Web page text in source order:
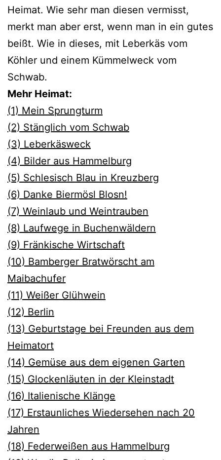
Heimat. Wie sehr man diesen vermisst,
merkt man aber erst, wenn man in ein gutes
beißt. Wie in dieses, mit Leberkäs vom
Köhler und einem Kümmelweck vom
Schwab.
Mehr Heimat:
(1) Mein Sprungturm
(2) Stänglich vom Schwab
(3) Leberkäsweck
(4) Bilder aus Hammelburg
(5) Schlesisch Blau in Kreuzberg
(6) Danke Biermösl Blosn!
(7) Weinlaub und Weintrauben
(8) Laufwege in Buchenwäldern
(9) Fränkische Wirtschaft
(10) Bamberger Bratwörscht am
Maibachufer
(11) Weißer Glühwein
(12) Berlin
(13) Geburtstage bei Freunden aus dem
Heimatort
(14) Gemüse aus dem eigenen Garten
(15) Glockenläuten in der Kleinstadt
(16) Italienische Klänge
(17) Erstaunliches Wiedersehen nach 20
Jahren
(18) Federweißen aus Hammelburg